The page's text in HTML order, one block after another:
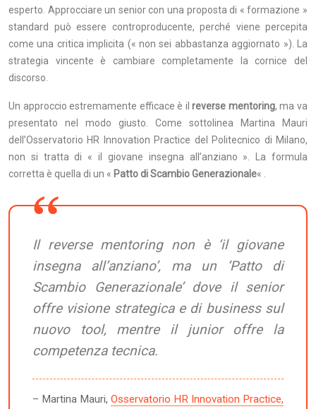
esperto. Approcciare un senior con una proposta di « formazione »
standard può essere controproducente, perché viene percepita
come una critica implicita (« non sei abbastanza aggiornato »). La
strategia vincente è cambiare completamente la cornice del
discorso.
Un approccio estremamente efficace è ilreverse mentoring, ma va
presentato nel modo giusto. Come sottolinea Martina Mauri
dell’Osservatorio HR Innovation Practice del Politecnico di Milano,
non si tratta di « il giovane insegna all’anziano ». La formula
corretta è quella di un « Patto di Scambio Generazionale« .
Il reverse mentoring non è ‘il giovane
insegna all’anziano’, ma un ‘Patto di
Scambio Generazionale’ dove il senior
offre visione strategica e di business sul
nuovo tool, mentre il junior offre la
competenza tecnica.
– Martina Mauri, Osservatorio HR Innovation Practice,